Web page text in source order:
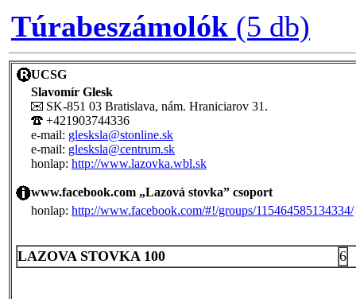
Túrabeszámolók (5 db)
UCSG
Slavomír Glesk
SK-851 03 Bratislava, nám. Hraniciarov 31.
+421903744336
e-mail: glesksla@stonline.sk
e-mail: glesksla@centrum.sk
honlap: http://www.lazovka.wbl.sk
www.facebook.com „Lazová stovka” csoport
honlap: http://www.facebook.com/#!/groups/115464585134334/
LAZOVA STOVKA 100 6